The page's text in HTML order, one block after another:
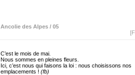
Ancolie des Alpes / 05
C’est le mois de mai.
Nous sommes en pleines fleurs.
Ici, c’est nous qui faisons la loi : nous choisissons nos
emplacements ! (fb)